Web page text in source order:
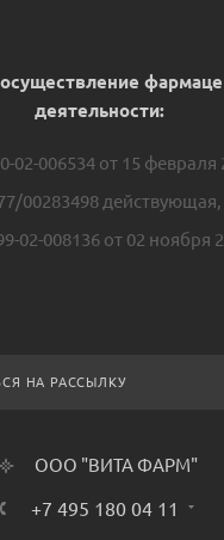
деятельности:
02-006534 от 15 февраля
00283498
02-008136 от 02 ноября
НА РАССЫЛКУ
ООО "ВИТА ФАРМ"
+7 495 180 04 11